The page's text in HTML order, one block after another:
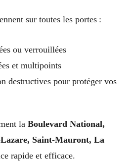
sur toutes les portes :
ou verrouillées
et multipoints
destructives pour protéger vos
la Boulevard National,
Saint-Mauront, La
rapide et efficace.